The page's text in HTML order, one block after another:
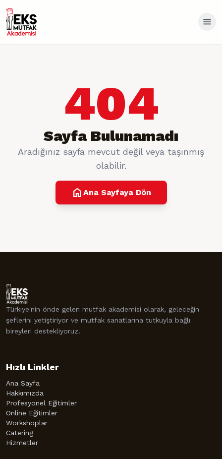
404
Sayfa Bulunamadı
Aradığınız sayfa mevcut değil veya taşınmış
olabilir.
home Ana Sayfaya Dön
Türkiye'nin önde gelen mutfak akademisi olarak, geleceğin
şeflerini yetiştiriyor ve mutfak sanatlarına tutkuyla bağlı
bireyleri destekliyoruz.
Hızlı Linkler
Ana Sayfa
Hakkımızda
Profesyonel Eğitimler
Online Eğitimler
Workshoplar
Catering
Hizmetler